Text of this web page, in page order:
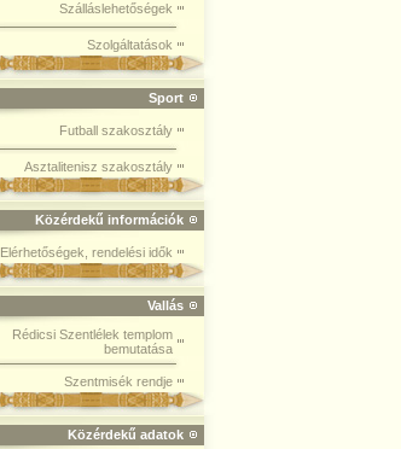
Szálláslehetőségek
Szolgáltatások
Sport
Futball szakosztály
Asztalitenisz szakosztály
Közérdekű információk
Elérhetőségek, rendelési idők
Vallás
Rédicsi Szentlélek templom
bemutatása
Szentmisék rendje
Közérdekű adatok